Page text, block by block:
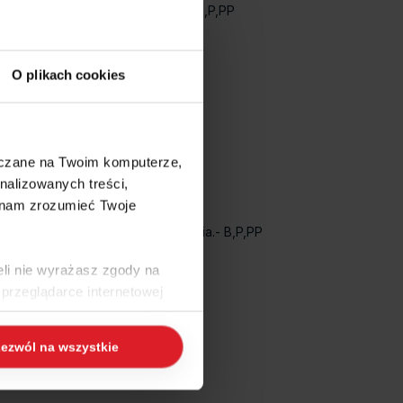
O plikach cookies
na Twoim komputerze,
treści,
zrozumieć Twoje
nie wyrażasz zgody na
internetowej
naszejPolityce Cookiesi
na wszystkie
domyślnej ceny.- B,P,PP
nowego dokumentu zlecenia.- B,P,PP